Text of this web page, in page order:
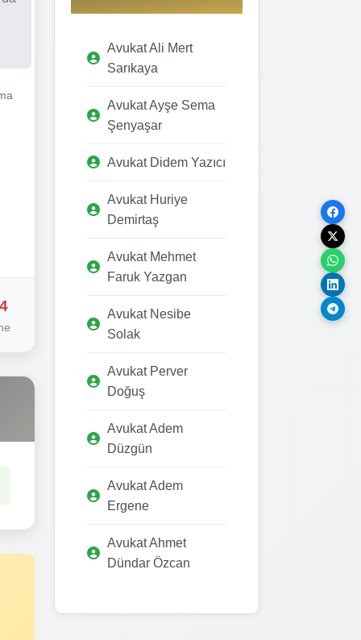
Avukat Ali Mert
Sarıkaya
Avukat Ayşe Sema
Şenyaşar
Avukat Didem Yazıcı
Avukat Huriye
Demirtaş
Avukat Mehmet
Faruk Yazgan
Avukat Nesibe
Solak
Avukat Perver
Doğuş
Avukat Adem
Düzgün
Avukat Adem
Ergene
Avukat Ahmet
Dündar Özcan